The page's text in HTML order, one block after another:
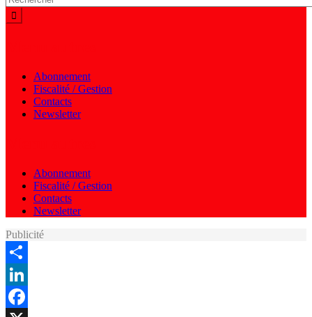
Abonnement
Fiscalité / Gestion
Contacts
Newsletter
Abonnement
Fiscalité / Gestion
Contacts
Newsletter
Publicité
Share
LinkedIn